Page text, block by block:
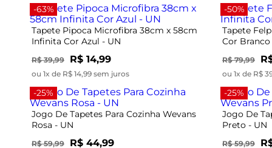
-63%
Tapete Pipoca Microfibra 38cm x 58cm
Infinita Cor Azul - UN
R$ 39,99 R$ 14,99
ou 1x de R$ 14,99 sem juros
-50%
Tapete
Cor Branco
R$ 79,99
ou 1x de R$
-25%
Jogo De Tapetes Para Cozinha Wevans
Rosa - UN
R$ 59,99 R$ 44,99
-25%
Jogo De
Preto - UN
R$ 59,99